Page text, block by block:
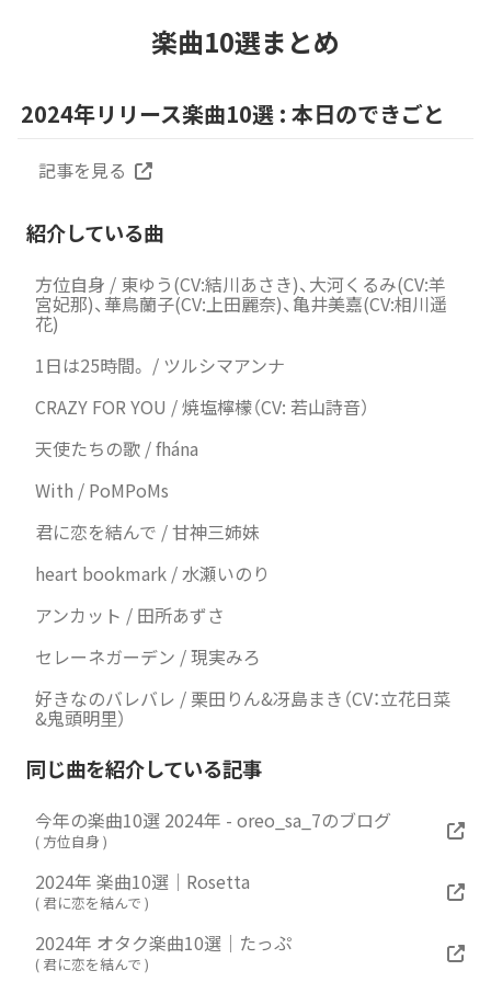
楽曲10選まとめ
2024年リリース楽曲10選 : 本日のできごと
記事を見る
紹介している曲
方位自身 / 東ゆう(CV:結川あさき)、大河くるみ(CV:羊
宮妃那)、華鳥蘭子(CV:上田麗奈)、亀井美嘉(CV:相川遥
花)
1日は25時間。 / ツルシマアンナ
CRAZY FOR YOU / 焼塩檸檬（CV: 若山詩音）
天使たちの歌 / fhána
With / PoMPoMs
君に恋を結んで / 甘神三姉妹
heart bookmark / 水瀬いのり
アンカット / 田所あずさ
セレーネガーデン / 現実みろ
好きなのバレバレ / 栗田りん&冴島まき（CV：立花日菜
&鬼頭明里）
同じ曲を紹介している記事
今年の楽曲10選 2024年 - oreo_sa_7のブログ
( 方位自身 )
2024年 楽曲10選｜Rosetta
( 君に恋を結んで )
2024年 オタク楽曲10選｜たっぷ
( 君に恋を結んで )